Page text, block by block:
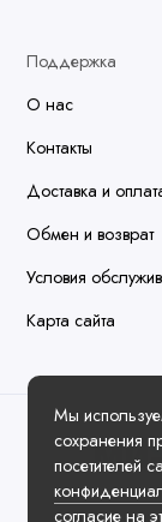
Мы
сохранения
посетителей
согласие на
Поддержка
О нас
Контакты
Доставка и
Обмен и возврат
Условия
Карта сайта